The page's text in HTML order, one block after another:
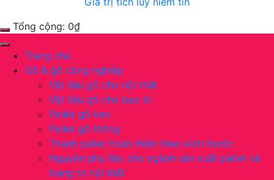
Tổng cộng: 0₫
Trang chủ
Gỗ & gỗ công nghiệp
Vật liệu gỗ cho nội thất
Vật liệu gỗ cho bao bì
Pallet gỗ keo
Pallet gỗ thông
Thanh pallet hoàn thiện theo kích thước
Nguyên phụ liệu cho ngành sản xuất pallet và
trang trí nội thất